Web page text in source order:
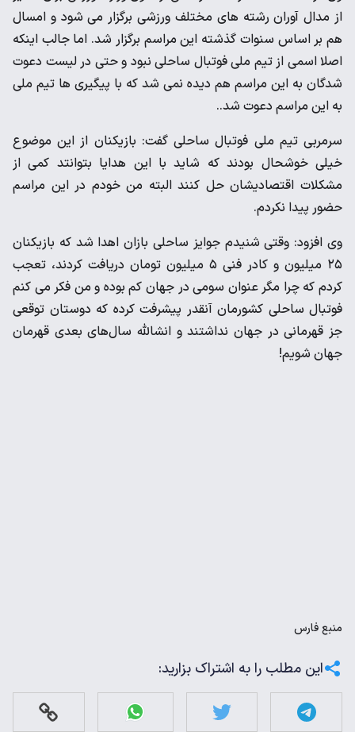
از مدال آوران رشته های مختلف ورزشی برگزار می‌ شود و امسال
هم بر اساس سنوات گذشته این مراسم برگزار شد. اما جالب اینکه
اصلا اسمی از تیم ملی فوتبال ساحلی نبود و حتی در لیست دعوت
شدگان به این مراسم هم دیده نمی شد که با پیگیری ها تیم ملی
به این مراسم دعوت شد..
سرمربی تیم ملی فوتبال ساحلی گفت: بازیکنان از این موضوع
خیلی خوشحال بودند که شاید با این هدایا بتوانتد کمی از
مشکلات اقتصادیشان حل کنند البته من خودم در این مراسم
حضور پیدا نکردم.
وی افزود: وقتی شنیدم جوایز ساحلی بازان اهدا شد که بازیکنان
۲۵ میلیون و کادر فنی ۵ میلیون تومان دریافت کردند، تعجب
کردم که چرا مگر عنوان سومی در جهان کم بوده و من فکر می کنم
فوتبال ساحلی کشورمان آنقدر پیشرفت کرده که دوستان توقعی
جز قهرمانی در جهان نداشتند و انشالله سال‌های بعدی قهرمان
جهان شویم!
منبعفارس
این مطلب را به اشتراک بزارید: